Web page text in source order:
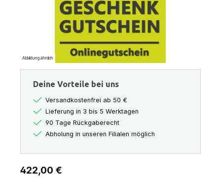
Abbildung ähnlich
Deine Vorteile bei uns
Versandkostenfrei ab 50 €
Lieferung in 3 bis 5 Werktagen
90 Tage Rückgaberecht
Abholung in unseren Filialen möglich
Regulärer Preis:
422,00 €